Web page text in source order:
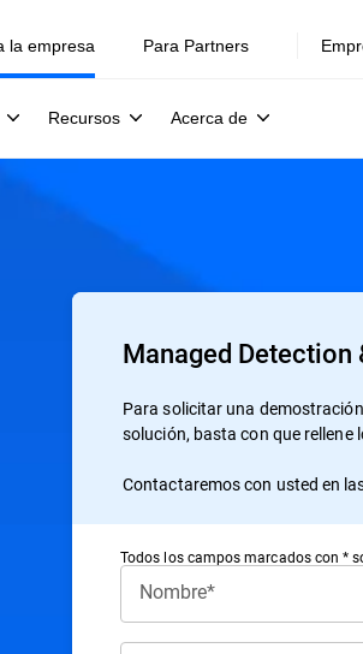
la empresa
Recursos Acerca de
Para Partners
Managed Detection
Para solicitar una
solución, basta con que
Contactaremos con usted en
Todos los campos marcados con *
Nombre*